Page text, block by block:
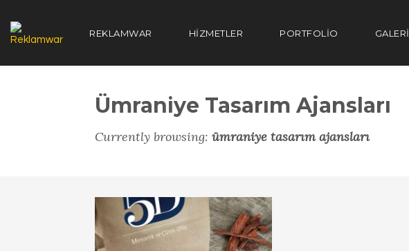
REKLAMWAR HIZMETLER PORTFOLIO GALERI
Ümraniye Tasarım Ajansları
Currently browsing: ümraniye tasarım ajansları